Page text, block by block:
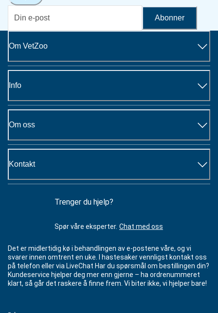
Abonner
Om VetZoo
Info
Om oss
Kontakt
Trenger du hjelp?
Spør våre eksperter. Chat med oss
Det er midlertidig kø i behandlingen av e-postene våre, og vi
svarer innen omtrent en uke. I hastesaker vennligst kontakt oss
på telefon eller via LiveChat Har du spørsmål om bestillingen din?
Kundeservice hjelper deg mer enn gjerne – ha ordrenummeret
klart, så går det raskere å finne frem. Vi biter ikke, vi hjelper bare!